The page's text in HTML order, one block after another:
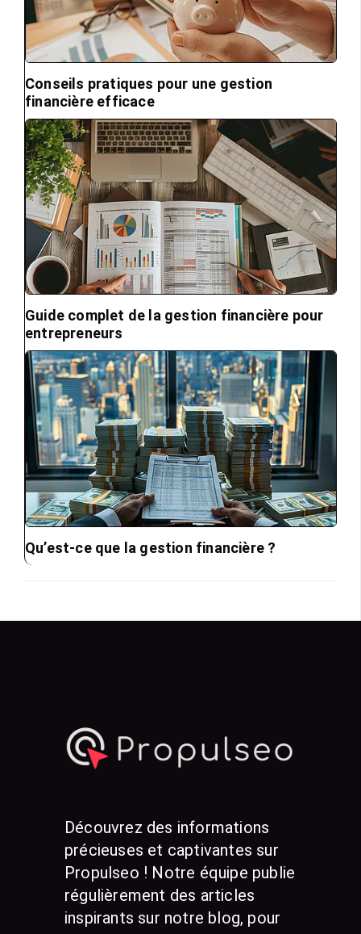
Conseils pratiques pour une gestion
financière efficace
Guide complet de la gestion financière pour
entrepreneurs
Qu’est-ce que la gestion financière ?
Découvrez des informations
précieuses et captivantes sur
Propulseo ! Notre équipe publie
régulièrement des articles
inspirants sur notre blog, pour